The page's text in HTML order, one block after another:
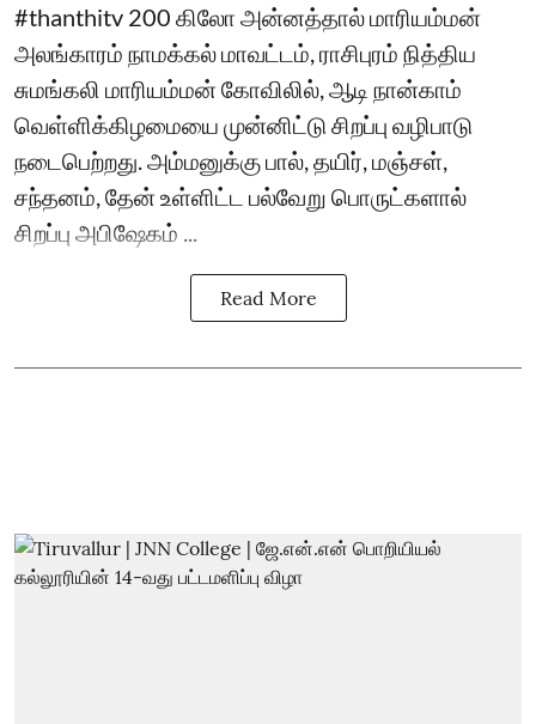
#thanthitv 200 கிலோ அன்னத்தால் மாரியம்மன்
அலங்காரம் நாமக்கல் மாவட்டம், ராசிபுரம் நித்திய
சுமங்கலி மாரியம்மன் கோவிலில், ஆடி நான்காம்
வெள்ளிக்கிழமையை முன்னிட்டு சிறப்பு வழிபாடு
நடைபெற்றது. அம்மனுக்கு பால், தயிர், மஞ்சள்,
சந்தனம், தேன் உள்ளிட்ட பல்வேறு பொருட்களால்
சிறப்பு அபிஷேகம் ...
Read More